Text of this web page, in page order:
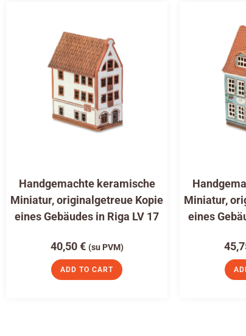
Handgemachte keramische
Miniatur, originalgetreue Kopie
eines Gebäudes in Riga LV 17
40,50€ (su PVM)
ADD TO CART
Miniatur,
eines